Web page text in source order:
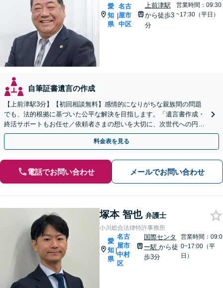
愛
知
県
|
名古
屋市
中区
上前津駅
から徒歩3
分
営業時間：09:30
~17:30（平日）
自筆証書遺言の作成
【上前津駅3分】【初回相談無料】感情的になりがちな親族間の問題
でも、法的根拠に基づいた公平な解決を目指します。「遺言書作成・
終活サポートもお任せ／依頼者さまの想いを大切に、次世代への円滑
な財産承継をお手伝いします」【休日・夜間相談可】
料金表を見る
電話でお問い合わせ メールでお問い合わせ
塚本 智也 弁護士
小川総合法律特許事務所
愛
知
県
|
名古
屋市
中村
区
国際センタ
ー駅から徒
歩3分
営業時間：09:0
0~17:00（平
日）